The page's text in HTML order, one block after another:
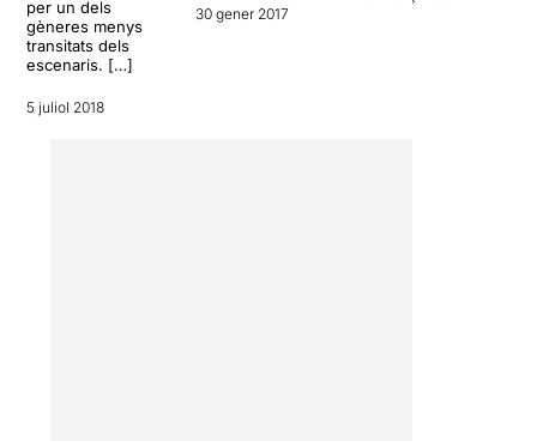
per un dels
gèneres menys
transitats dels
escenaris. […]
5 juliol 2018
30 gener 2017